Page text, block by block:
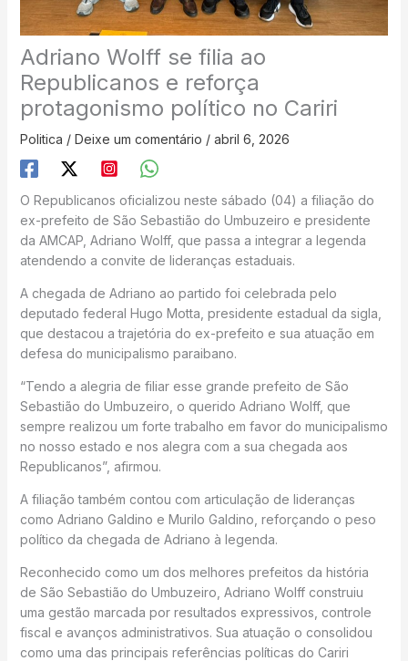
Adriano Wolff se filia ao
Republicanos e reforça
protagonismo político no Cariri
Politica / Deixe um comentário / abril 6, 2026
O Republicanos oficializou neste sábado (04) a filiação do
ex-prefeito de São Sebastião do Umbuzeiro e presidente
da AMCAP, Adriano Wolff, que passa a integrar a legenda
atendendo a convite de lideranças estaduais.
A chegada de Adriano ao partido foi celebrada pelo
deputado federal Hugo Motta, presidente estadual da sigla,
que destacou a trajetória do ex-prefeito e sua atuação em
defesa do municipalismo paraibano.
“Tendo a alegria de filiar esse grande prefeito de São
Sebastião do Umbuzeiro, o querido Adriano Wolff, que
sempre realizou um forte trabalho em favor do municipalismo
no nosso estado e nos alegra com a sua chegada aos
Republicanos”, afirmou.
A filiação também contou com articulação de lideranças
como Adriano Galdino e Murilo Galdino, reforçando o peso
político da chegada de Adriano à legenda.
Reconhecido como um dos melhores prefeitos da história
de São Sebastião do Umbuzeiro, Adriano Wolff construiu
uma gestão marcada por resultados expressivos, controle
fiscal e avanços administrativos. Sua atuação o consolidou
como uma das principais referências políticas do Cariri